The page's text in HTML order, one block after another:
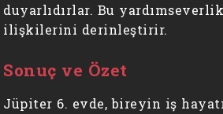
duyarlıdırlar. Bu
ilişkilerini derinleştirir.
Sonuç ve Özet
Jüpiter 6. evde, bireyin iş